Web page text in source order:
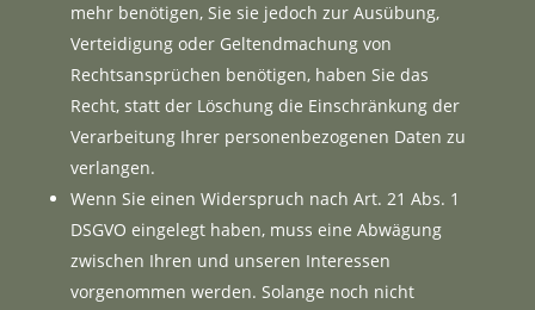
mehr benötigen, Sie sie jedoch zur Ausübung,
Verteidigung oder Geltendmachung von
Rechtsansprüchen benötigen, haben Sie das
Recht, statt der Löschung die Einschränkung der
Verarbeitung Ihrer personenbezogenen Daten zu
verlangen.
Wenn Sie einen Widerspruch nach Art. 21 Abs. 1
DSGVO eingelegt haben, muss eine Abwägung
zwischen Ihren und unseren Interessen
vorgenommen werden. Solange noch nicht